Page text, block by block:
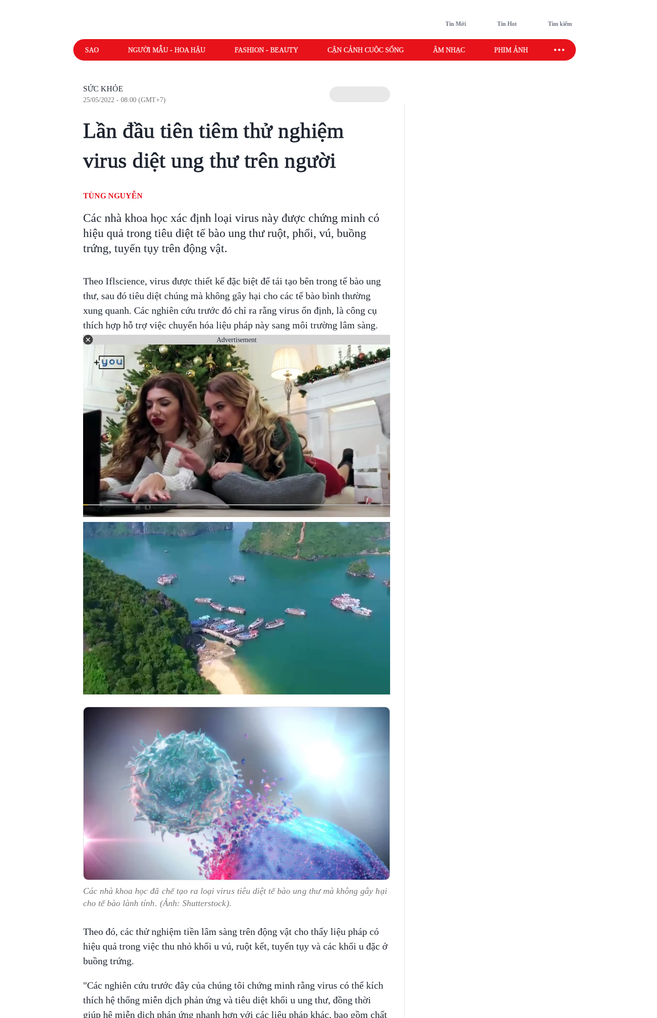
Tin Mới Tin Hot Tìm kiếm
SAO NGƯỜI MẪU - HOA HẬU FASHION - BEAUTY CẬN CẢNH CUỘC SỐNG ÂM NHẠC PHIM ẢNH SAO SPORT
SỨC KHỎE
25/05/2022 - 08:00 (GMT+7)
Lần đầu tiên tiêm thử nghiệm
virus diệt ung thư trên người
TÙNG NGUYỄN
Các nhà khoa học xác định loại virus này được chứng minh có
hiệu quả trong tiêu diệt tế bào ung thư ruột, phổi, vú, buồng
trứng, tuyến tụy trên động vật.
Theo Iflscience, virus được thiết kế đặc biệt để tái tạo bên trong tế bào ung
thư, sau đó tiêu diệt chúng mà không gây hại cho các tế bào bình thường
xung quanh. Các nghiên cứu trước đó chỉ ra rằng virus ổn định, là công cụ
thích hợp hỗ trợ việc chuyển hóa liệu pháp này sang môi trường lâm sàng.
Advertisement
Các nhà khoa học đã chế tạo ra loại virus tiêu diệt tế bào ung thư mà không gây hại
cho tế bào lành tính. (Ảnh: Shutterstock).
Theo đó, các thử nghiệm tiền lâm sàng trên động vật cho thấy liệu pháp có
hiệu quả trong việc thu nhỏ khối u vú, ruột kết, tuyến tụy và các khối u đặc ở
buồng trứng.
"Các nghiên cứu trước đây của chúng tôi chứng minh rằng virus có thể kích
thích hệ thống miễn dịch phản ứng và tiêu diệt khối u ung thư, đồng thời
giúp hệ miễn dịch phản ứng nhanh hơn với các liệu pháp khác, bao gồm chất